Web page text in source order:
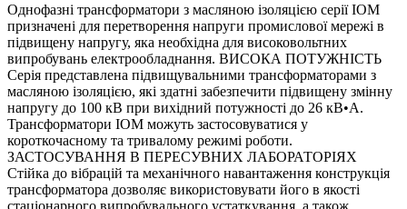
Однофазні трансформатори з масляною ізоляцією серії IOM
призначені для перетворення напруги промислової мережі в
підвищену напругу, яка необхідна для високовольтних
випробувань електрообладнання. ВИСОКА ПОТУЖНІСТЬ
Серія представлена підвищувальними трансформаторами з
масляною ізоляцією, які здатні забезпечити підвищену змінну
напругу до 100 кВ при вихідний потужності до 26 кВ•А.
Трансформатори IOM можуть застосовуватися у
короткочасному та тривалому режимі роботи.
ЗАСТОСУВАННЯ В ПЕРЕСУВНИХ ЛАБОРАТОРІЯХ
Стійка до вібрацій та механічного навантаження конструкція
трансформатора дозволяє використовувати його в якості
стаціонарного випробувального устаткування, а також